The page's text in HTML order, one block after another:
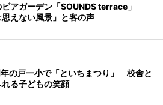
ビアガーデン「SOUNDS terrace」
思えない風景」と客の声
の戸一小で「といちまつり」 校舎と
る子どもの笑顔